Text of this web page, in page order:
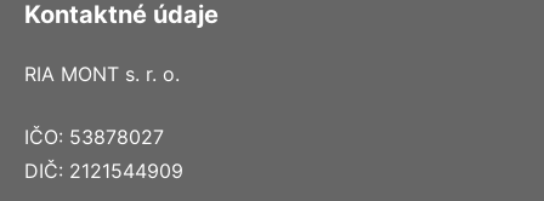
Kontaktné údaje
RIA MONT s. r. o.
IČO: 53878027
DIČ: 2121544909